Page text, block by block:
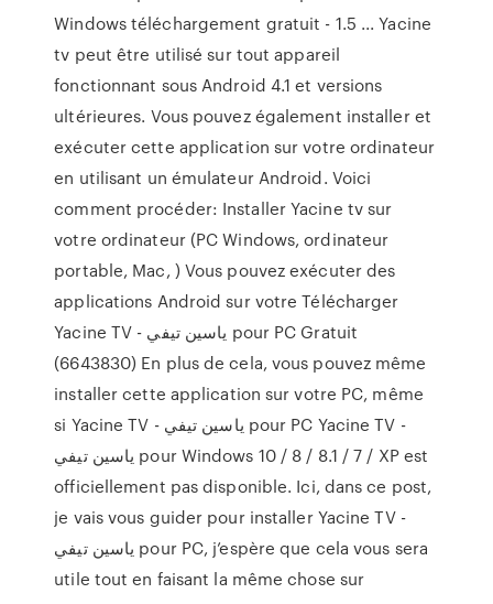
Windows téléchargement gratuit - 1.5 ... Yacine
tv peut être utilisé sur tout appareil
fonctionnant sous Android 4.1 et versions
ultérieures. Vous pouvez également installer et
exécuter cette application sur votre ordinateur
en utilisant un émulateur Android. Voici
comment procéder: Installer Yacine tv sur
votre ordinateur (PC Windows, ordinateur
portable, Mac, ) Vous pouvez exécuter des
applications Android sur votre Télécharger
Yacine TV - ياسين تيفي pour PC Gratuit
(6643830) En plus de cela, vous pouvez même
installer cette application sur votre PC, même
si Yacine TV - ياسين تيفي pour PC Yacine TV -
ياسين تيفي pour Windows 10 / 8 / 8.1 / 7 / XP est
officiellement pas disponible. Ici, dans ce post,
je vais vous guider pour installer Yacine TV -
ياسين تيفي pour PC, j’espère que cela vous sera
utile tout en faisant la même chose sur